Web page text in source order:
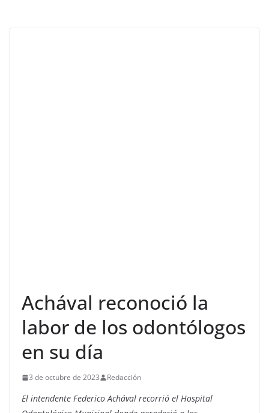
Achával reconoció la
labor de los odontólogos
en su día
3 de octubre de 2023 Redacción
El intendente Federico Achával recorrió el Hospital